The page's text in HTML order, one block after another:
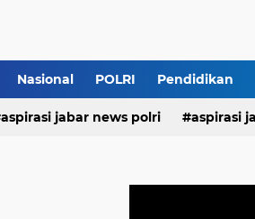
Nasional POLRI Pendidikan
aspirasi jabar news polri aspirasi